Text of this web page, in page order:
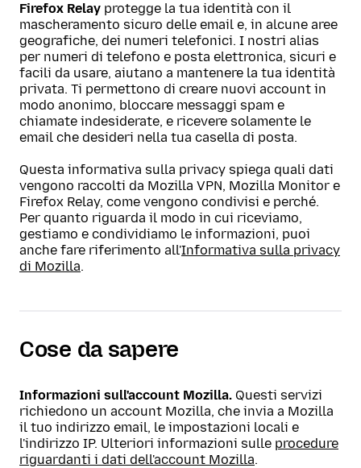
Firefox Relay protegge la tua identità con il
mascheramento sicuro delle email e, in alcune aree
geografiche, dei numeri telefonici. I nostri alias
per numeri di telefono e posta elettronica, sicuri e
facili da usare, aiutano a mantenere la tua identità
privata. Ti permettono di creare nuovi account in
modo anonimo, bloccare messaggi spam e
chiamate indesiderate, e ricevere solamente le
email che desideri nella tua casella di posta.
Questa informativa sulla privacy spiega quali dati
vengono raccolti da Mozilla VPN, Mozilla Monitor e
Firefox Relay, come vengono condivisi e perché.
Per quanto riguarda il modo in cui riceviamo,
gestiamo e condividiamo le informazioni, puoi
anche fare riferimento all'Informativa sulla privacy
di Mozilla.
Cose da sapere
Informazioni sull'account Mozilla. Questi servizi
richiedono un account Mozilla, che invia a Mozilla
il tuo indirizzo email, le impostazioni locali e
l'indirizzo IP. Ulteriori informazioni sulle procedure
riguardanti i dati dell'account Mozilla.